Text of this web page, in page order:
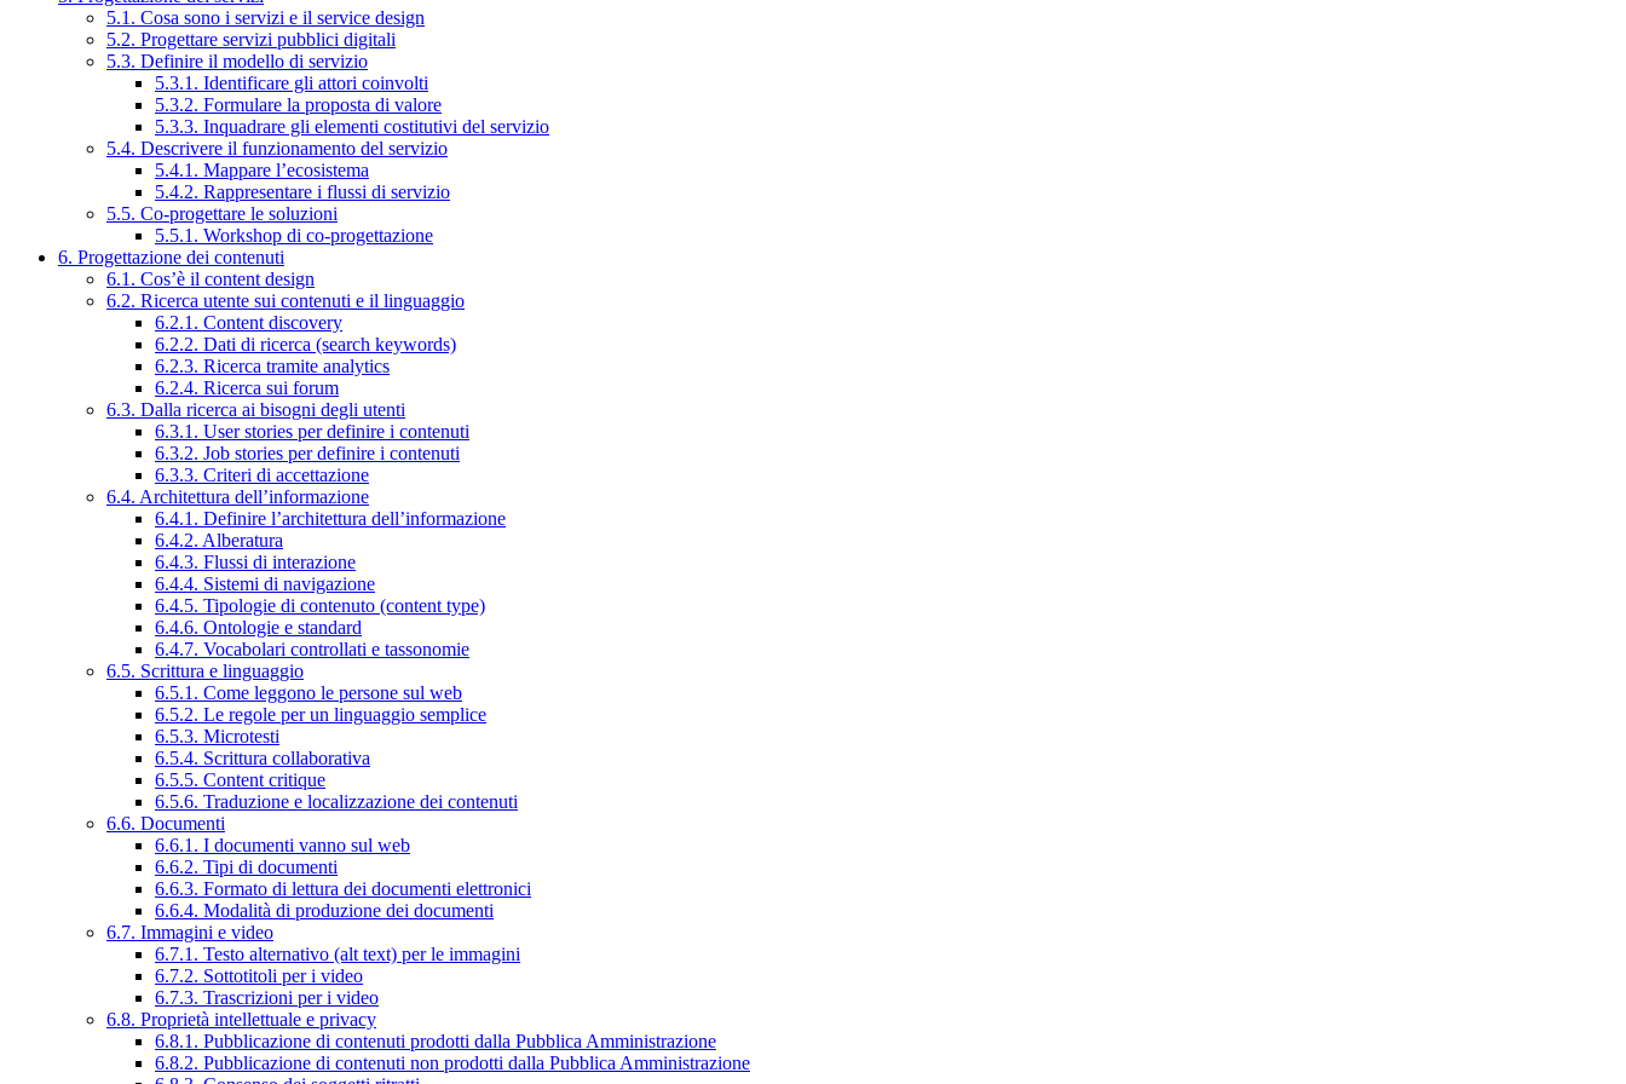
5.1. Cosa sono i servizi e il service design
5.2. Progettare servizi pubblici digitali
5.3. Definire il modello di servizio
5.3.1. Identificare gli attori coinvolti
5.3.2. Formulare la proposta di valore
5.3.3. Inquadrare gli elementi costitutivi del servizio
5.4. Descrivere il funzionamento del servizio
5.4.1. Mappare l’ecosistema
5.4.2. Rappresentare i flussi di servizio
5.5. Co-progettare le soluzioni
5.5.1. Workshop di co-progettazione
6. Progettazione dei contenuti
6.1. Cos’è il content design
6.2. Ricerca utente sui contenuti e il linguaggio
6.2.1. Content discovery
6.2.2. Dati di ricerca (search keywords)
6.2.3. Ricerca tramite analytics
6.2.4. Ricerca sui forum
6.3. Dalla ricerca ai bisogni degli utenti
6.3.1. User stories per definire i contenuti
6.3.2. Job stories per definire i contenuti
6.3.3. Criteri di accettazione
6.4. Architettura dell’informazione
6.4.1. Definire l’architettura dell’informazione
6.4.2. Alberatura
6.4.3. Flussi di interazione
6.4.4. Sistemi di navigazione
6.4.5. Tipologie di contenuto (content type)
6.4.6. Ontologie e standard
6.4.7. Vocabolari controllati e tassonomie
6.5. Scrittura e linguaggio
6.5.1. Come leggono le persone sul web
6.5.2. Le regole per un linguaggio semplice
6.5.3. Microtesti
6.5.4. Scrittura collaborativa
6.5.5. Content critique
6.5.6. Traduzione e localizzazione dei contenuti
6.6. Documenti
6.6.1. I documenti vanno sul web
6.6.2. Tipi di documenti
6.6.3. Formato di lettura dei documenti elettronici
6.6.4. Modalità di produzione dei documenti
6.7. Immagini e video
6.7.1. Testo alternativo (alt text) per le immagini
6.7.2. Sottotitoli per i video
6.7.3. Trascrizioni per i video
6.8. Proprietà intellettuale e privacy
6.8.1. Pubblicazione di contenuti prodotti dalla Pubblica Amministrazione
6.8.2. Pubblicazione di contenuti non prodotti dalla Pubblica Amministrazione